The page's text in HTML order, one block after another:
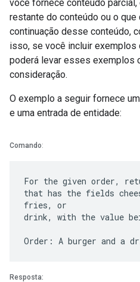
você fornece conteúdo
restante do conteúdo ou o que
continuação desse conteúdo,
isso, se você incluir exemplos
poderá levar esses exemplos
consideração.
O exemplo a seguir fornece
e uma entrada de entidade:
Comando:
For the given order,
that has the fields
fries, or
drink, with the value
Resposta: